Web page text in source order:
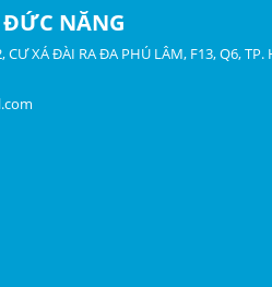
ĐỨC NĂNG
CƯ XÁ ĐÀI RA ĐA PHÚ LÂM, F13, Q6, TP.